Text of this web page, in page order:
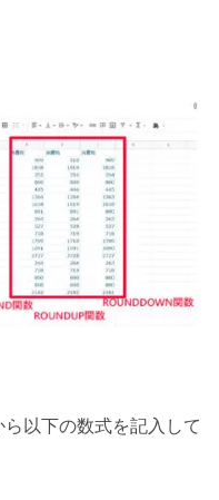
以下の数式を記入して